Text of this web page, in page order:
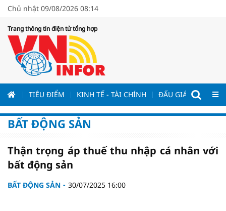
Chủ nhật 09/08/2026 08:14
Trang thông tin điện tử tổng hợp
TIÊU ĐIỂM KINH TẾ - TÀI CHÍNH ĐẤU GIÁ - ĐẤU
BẤT ĐỘNG SẢN
Thận trọng áp thuế thu nhập cá nhân với
bất động sản
BẤT ĐỘNG SẢN 30/07/2025 16:00